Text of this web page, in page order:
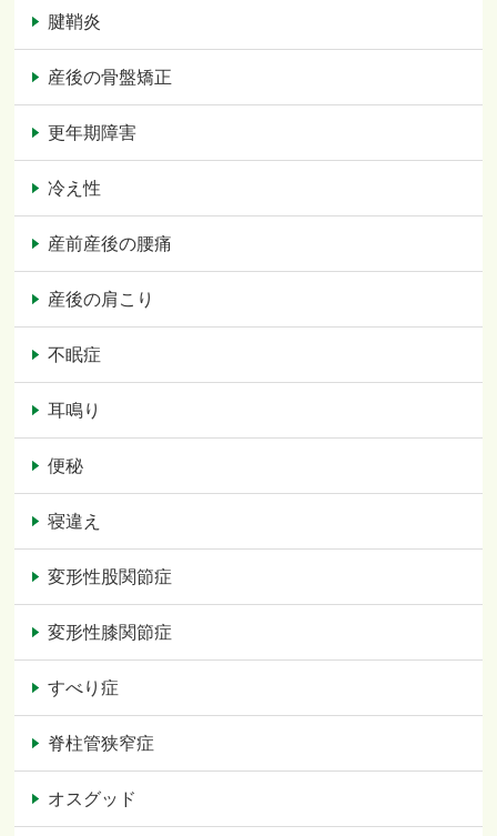
腱鞘炎
産後の骨盤矯正
更年期障害
冷え性
産前産後の腰痛
産後の肩こり
不眠症
耳鳴り
便秘
寝違え
変形性股関節症
変形性膝関節症
すべり症
脊柱管狭窄症
オスグッド